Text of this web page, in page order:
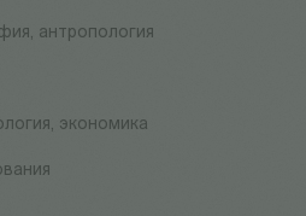
антропология
экономика